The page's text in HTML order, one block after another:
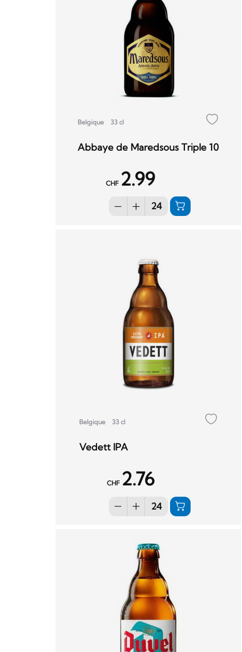
Belgique 33 cl
Abbaye de Maredsous Triple 10
CHF 2.99
Belgique 33 cl
Vedett IPA
CHF 2.76